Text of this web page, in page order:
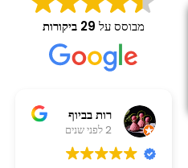
מבוסס על 29 ביקורות
רות בביוף
2 לפני שנים